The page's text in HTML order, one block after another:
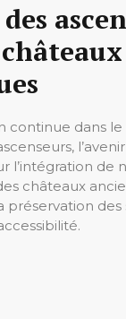
continue dans
l’intégration de
châteaux
préservation